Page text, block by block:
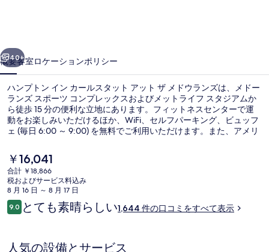
カ
ー
ル
ス
タ
ッ
ト
ア
ッ
ザ
次へ
40+
概要客室ロケーションポリシー
ハンプトン イン カールスタット アット ザ メドウランズは、メドー
ランズ スポーツ コンプレックスおよびメットライフ スタジアムか
ら徒歩 15 分の便利な立地にあります。フィットネスセンターで運
動をお楽しみいただけるほか、WiFi、セルフパーキング、ビュッフ
ェ (毎日 6:00 ～ 9:00) を無料でご利用いただけます。また、アメリ
の距離にあります。親切なスタッフや朝食が旅行者の高い評価を得
ています。
現
在
の
料
金
は
す
￥16,041
合計 ￥18,866
税およびサービス料込み
8 月 16 日 ～ 8 月 17 日
口
コ
9.010段階中9.0
とても素晴らしい1,644 件の口コミをすべて表示
人気の設備とサービス